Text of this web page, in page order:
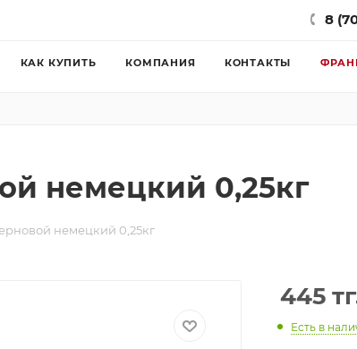
8
КАК КУПИТЬ КОМПАНИЯ КОНТАКТЫ
немецкий 0,25кг
немецкий 0,25кг
445
Есть в